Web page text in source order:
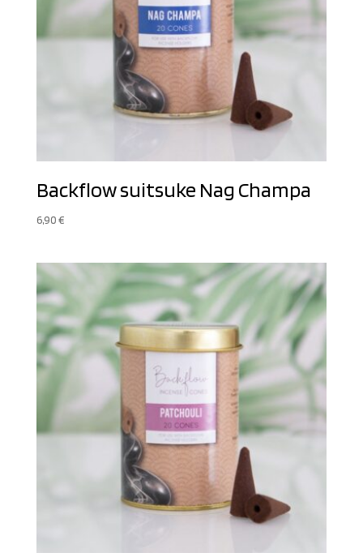
Backflow suitsuke Nag Champa
6,90€